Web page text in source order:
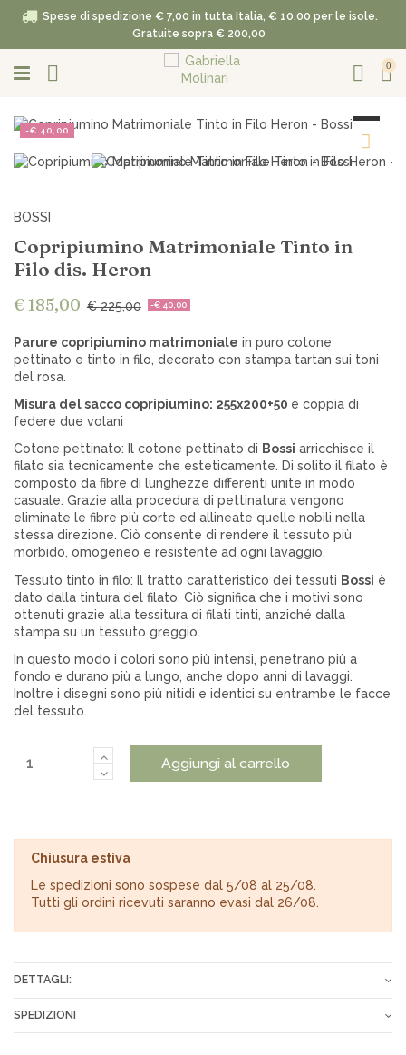
Spese di spedizione € 7,00 in tutta Italia, € 10,00 per le isole.
Gratuite sopra € 200,00
0
-€ 40,00
BOSSI
Copripiumino Matrimoniale Tinto in
Filo dis. Heron
€ 185,00 € 225,00 -€ 40,00
Parure copripiumino matrimoniale in puro cotone
pettinato e tinto in filo, decorato con stampa tartan sui toni
del rosa.
Misura del sacco copripiumino: 255x200+50 e coppia di
federe due volani
Cotone pettinato: Il cotone pettinato di Bossi arricchisce il
filato sia tecnicamente che esteticamente. Di solito il filato è
composto da fibre di lunghezze differenti unite in modo
casuale. Grazie alla procedura di pettinatura vengono
eliminate le fibre più corte ed allineate quelle nobili nella
stessa direzione. Ciò consente di rendere il tessuto più
morbido, omogeneo e resistente ad ogni lavaggio.
Tessuto tinto in filo: Il tratto caratteristico dei tessuti Bossi è
dato dalla tintura del filato. Ciò significa che i motivi sono
ottenuti grazie alla tessitura di filati tinti, anziché dalla
stampa su un tessuto greggio.
In questo modo i colori sono più intensi, penetrano più a
fondo e durano più a lungo, anche dopo anni di lavaggi.
Inoltre i disegni sono più nitidi e identici su entrambe le facce
del tessuto.
Aggiungi al carrello
Chiusura estiva
Le spedizioni sono sospese dal 5/08 al 25/08.
Tutti gli ordini ricevuti saranno evasi dal 26/08.
DETTAGLI:
Composizione
SPEDIZIONI